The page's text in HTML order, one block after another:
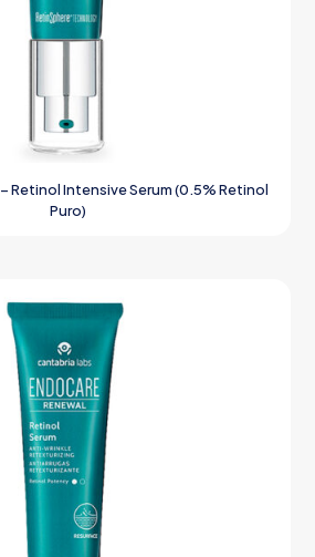
Retinol Intensive Serum (0.5% Retinol
Puro)